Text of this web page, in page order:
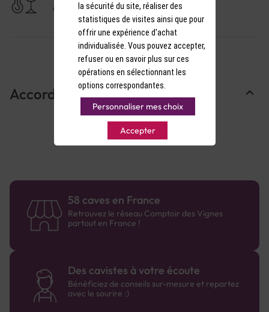
9-10°C
Accords Mets & Vins
58 caves en France
Retrouvez le réseau Comptoir des Vignes
partout en France !
Des cavistes à votre écoute
Bénéficiez de conseils sur-mesure et repartez
avec le sourire :)
la sécurité du site, réaliser des
statistiques de visites ainsi que pour
offrir une expérience d'achat
individualisée. Vous pouvez accepter,
refuser ou en savoir plus sur ces
opérations en sélectionnant les
options correspondantes.
Personnaliser mes choix
Accepter